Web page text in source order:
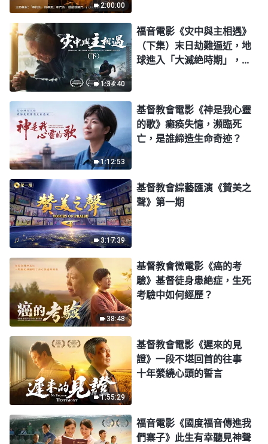
2:00:00
1:34:40
福音電影《灾中與主相遇》
（下集）末日劫難逼近，地
球進入「大滅絶時期」，人
1:12:53
基督教會電影《神是我心靈
的歌》癱痪失憶，瀕臨死
亡，是誰締造生命奇迹？
3:17:39
基督教會綜藝匯演《贊美之
聲》第一期
38:48
基督教會微電影《癌的考
驗》基督徒身患絶症，生死
考驗中如何經歷？
1:55:29
基督教會電影《遲來的見
證》一段不堪回首的往事
十年縈繞心頭的誓言
福音電影《國度福音傳進我
們寨子》此生有幸聽見神聲